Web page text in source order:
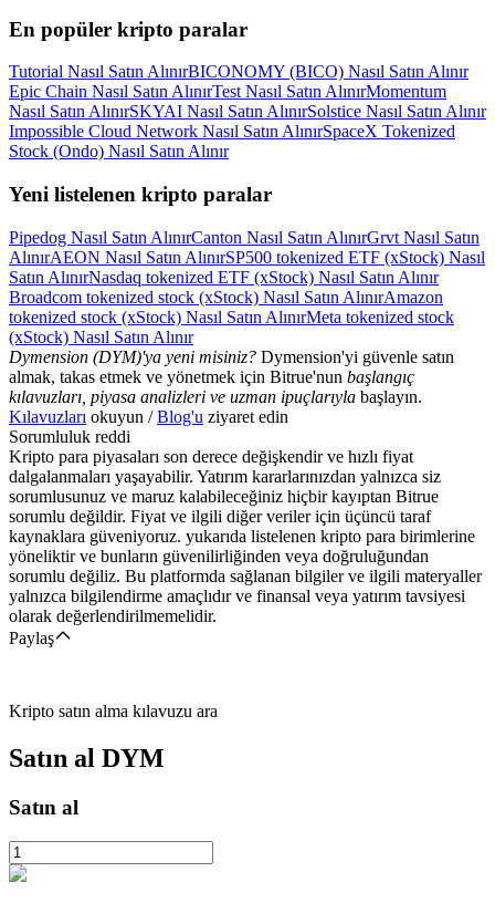
En popüler kripto paralar
Tutorial Nasıl Satın AlınırBICONOMY (BICO) Nasıl Satın Alınır
Epic Chain Nasıl Satın AlınırTest Nasıl Satın AlınırMomentum
Nasıl Satın AlınırSKYAI Nasıl Satın AlınırSolstice Nasıl Satın Alınır
Impossible Cloud Network Nasıl Satın AlınırSpaceX Tokenized
Stock (Ondo) Nasıl Satın Alınır
Yeni listelenen kripto paralar
Pipedog Nasıl Satın AlınırCanton Nasıl Satın AlınırGrvt Nasıl Satın
AlınırAEON Nasıl Satın AlınırSP500 tokenized ETF (xStock) Nasıl
Satın AlınırNasdaq tokenized ETF (xStock) Nasıl Satın Alınır
Broadcom tokenized stock (xStock) Nasıl Satın AlınırAmazon
tokenized stock (xStock) Nasıl Satın AlınırMeta tokenized stock
(xStock) Nasıl Satın Alınır
Dymension (DYM)'ya yeni misiniz? Dymension'yi güvenle satın
almak, takas etmek ve yönetmek için Bitrue'nun başlangıç
kılavuzları, piyasa analizleri ve uzman ipuçlarıyla başlayın.
Kılavuzları okuyun /Blog'u ziyaret edin
Sorumluluk reddi
Kripto para piyasaları son derece değişkendir ve hızlı fiyat
dalgalanmaları yaşayabilir. Yatırım kararlarınızdan yalnızca siz
sorumlusunuz ve maruz kalabileceğiniz hiçbir kayıptan Bitrue
sorumlu değildir. Fiyat ve ilgili diğer veriler için üçüncü taraf
kaynaklara güveniyoruz. yukarıda listelenen kripto para birimlerine
yöneliktir ve bunların güvenilirliğinden veya doğruluğundan
sorumlu değiliz. Bu platformda sağlanan bilgiler ve ilgili materyaller
yalnızca bilgilendirme amaçlıdır ve finansal veya yatırım tavsiyesi
olarak değerlendirilmemelidir.
Paylaş
Kripto satın alma kılavuzu ara
Satın al DYM
Satın al